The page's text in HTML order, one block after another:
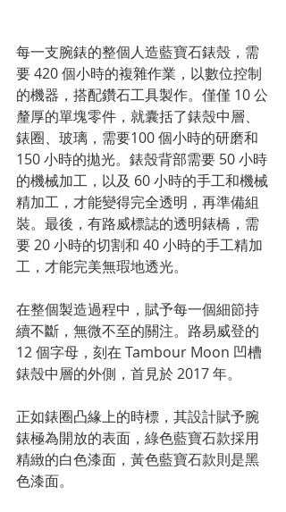
每一支腕錶的整個人造藍寶石錶殼，需
要 420 個小時的複雜作業，以數位控制
的機器，搭配鑽石工具製作。僅僅 10 公
釐厚的單塊零件，就囊括了錶殼中層、
錶圈、玻璃，需要100 個小時的研磨和
150 小時的拋光。錶殼背部需要 50 小時
的機械加工，以及 60 小時的手工和機械
精加工，才能變得完全透明，再準備組
裝。最後，有路威標誌的透明錶橋，需
要 20 小時的切割和 40 小時的手工精加
工，才能完美無瑕地透光。
在整個製造過程中，賦予每一個細節持
續不斷，無微不至的關注。路易威登的
12 個字母，刻在 Tambour Moon 凹槽
錶殼中層的外側，首見於 2017 年。
正如錶圈凸緣上的時標，其設計賦予腕
錶極為開放的表面，綠色藍寶石款採用
精緻的白色漆面，黃色藍寶石款則是黑
色漆面。